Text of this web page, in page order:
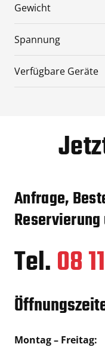
Gewicht
Spannung
Verfügbare Geräte
Anfrage,
Tel.08
Montag – Freitag: